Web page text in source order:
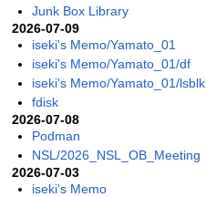
Junk Box Library
2026-07-09
iseki's Memo/Yamato_01
iseki's Memo/Yamato_01/df
iseki's Memo/Yamato_01/lsblk
fdisk
2026-07-08
Podman
NSL/2026_NSL_OB_Meeting
2026-07-03
iseki's Memo